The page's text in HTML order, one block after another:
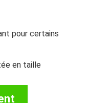
pour certains
en taille